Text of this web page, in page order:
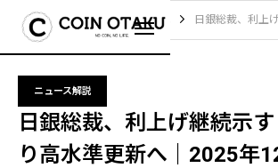
ブログ ニュース解説 日銀総裁、利上げ継続示す 30
ニュース解説
日銀総裁、利上げ継続示
り高水準更新へ｜2025年